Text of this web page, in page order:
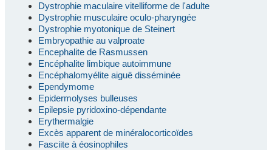
Dystrophie maculaire vitelliforme de l'adulte
Dystrophie musculaire oculo-pharyngée
Dystrophie myotonique de Steinert
Embryopathie au valproate
Encephalite de Rasmussen
Encéphalite limbique autoimmune
Encéphalomyélite aiguë disséminée
Ependymome
Epidermolyses bulleuses
Epilepsie pyridoxino-dépendante
Erythermalgie
Excès apparent de minéralocorticoïdes
Fasciite à éosinophiles